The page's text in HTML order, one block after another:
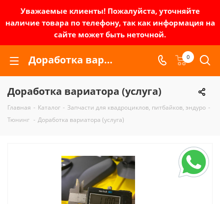
Уважаемые клиенты! Пожалуйста, уточняйте
наличие товара по телефону, так как информация на
сайте может быть неточной.
Доработка вариатора (услуга) | Зел-мото 0
Доработка вариатора (услуга)
Главная - Каталог - Запчасти для квадроциклов, питбайков, эндуро -
Тюнинг - Доработка вариатора (услуга)